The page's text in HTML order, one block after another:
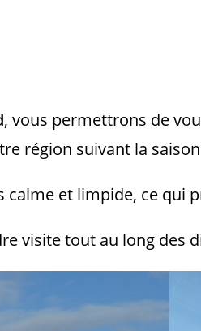
, vous permettrons de
région suivant la
calme et limpide, ce qui
visite tout au long des